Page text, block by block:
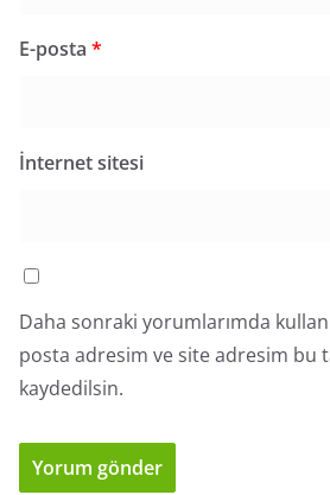
E-posta *
İnternet sitesi
Daha sonraki yorumlarımda
posta adresim ve site adresim bu
kaydedilsin.